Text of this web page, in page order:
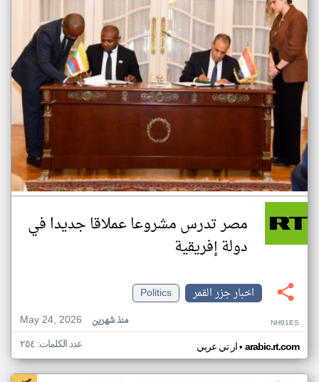
مصر تدرس مشروعا عملاقا جديدا في
دولة إفريقية
اخبار جزر القمر
Politics
May 24, 2026
منذ شهرين NH91ES
ار تي عربي• arabic.rt.com عدد الكلمات: ٢٥٤